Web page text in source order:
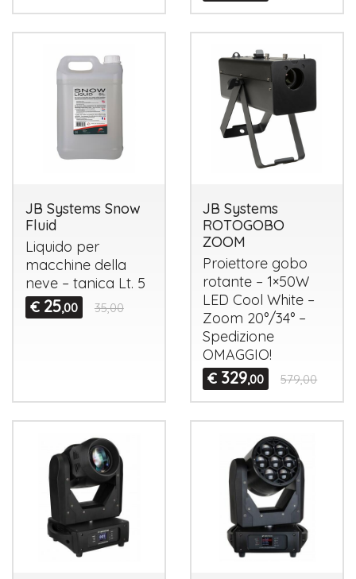
JB Systems Snow
Fluid
Liquido per
macchine della
neve – tanica Lt. 5
€ 25,00 35,00
JB Systems
ROTOGOBO
ZOOM
Proiettore gobo
rotante – 1×50W
LED Cool White –
Zoom 20°/34° –
Spedizione
OMAGGIO!
€ 329,00 579,00